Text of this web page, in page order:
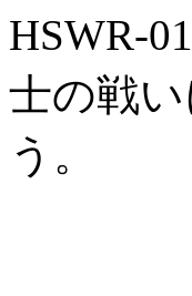
HSWR-
士の戦
う。